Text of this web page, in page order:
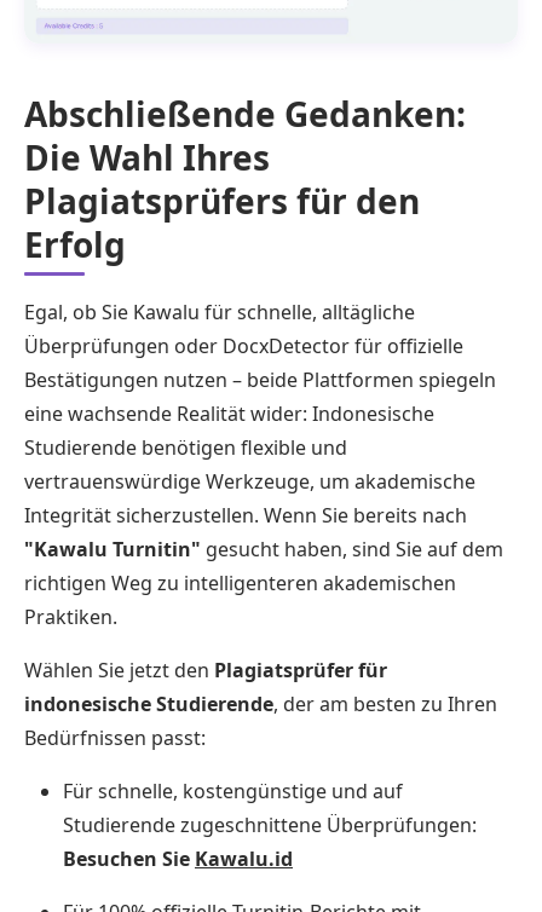
Abschließende Gedanken:
Die Wahl Ihres
Plagiatsprüfers für den
Erfolg
Egal, ob Sie Kawalu für schnelle, alltägliche
Überprüfungen oder DocxDetector für offizielle
Bestätigungen nutzen – beide Plattformen spiegeln
eine wachsende Realität wider: Indonesische
Studierende benötigen flexible und
vertrauenswürdige Werkzeuge, um akademische
Integrität sicherzustellen. Wenn Sie bereits nach
"Kawalu Turnitin" gesucht haben, sind Sie auf dem
richtigen Weg zu intelligenteren akademischen
Praktiken.
Wählen Sie jetzt den Plagiatsprüfer für
indonesische Studierende, der am besten zu Ihren
Bedürfnissen passt:
Für schnelle, kostengünstige und auf
Studierende zugeschnittene Überprüfungen:
Besuchen Sie Kawalu.id